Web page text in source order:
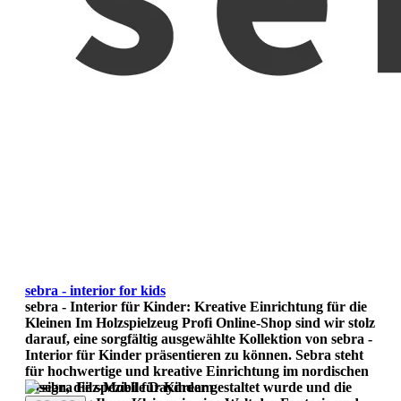
sebra - interior for kids
sebra - Interior für Kinder: Kreative Einrichtung für die
Kleinen Im Holzspielzeug Profi Online-Shop sind wir stolz
darauf, eine sorgfältig ausgewählte Kollektion von sebra -
Interior für Kinder präsentieren zu können. Sebra steht
für hochwertige und kreative Einrichtung im nordischen
Design, die speziell für Kinder gestaltet wurde und die